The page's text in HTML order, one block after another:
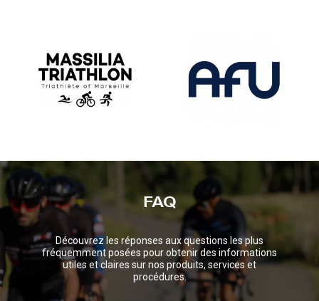
FAQ
Découvrez les réponses aux questions les plus
fréquemment posées pour obtenir des informations
utiles et claires sur nos produits, services et
procédures.